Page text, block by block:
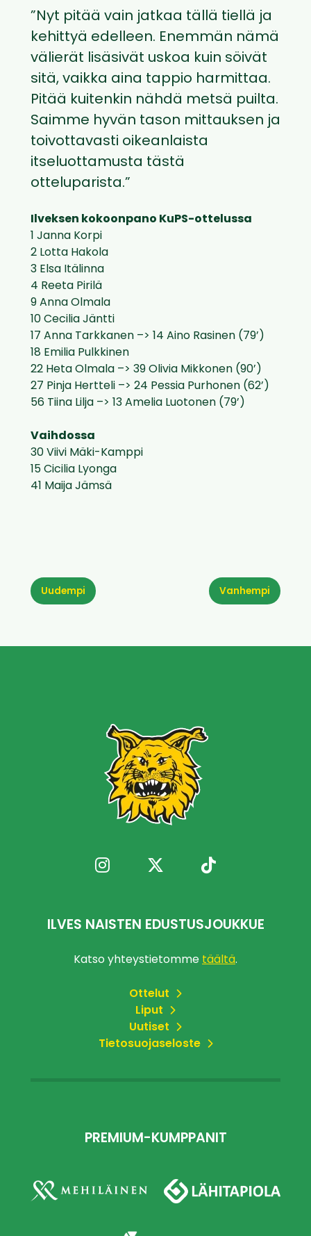
”Nyt pitää vain jatkaa tällä tiellä ja
kehittyä edelleen. Enemmän nämä
välierät lisäsivät uskoa kuin söivät
sitä, vaikka aina tappio harmittaa.
Pitää kuitenkin nähdä metsä puilta.
Saimme hyvän tason mittauksen ja
toivottavasti oikeanlaista
itseluottamusta tästä
otteluparista.”
Ilveksen kokoonpano KuPS-ottelussa
1 Janna Korpi
2 Lotta Hakola
3 Elsa Itälinna
4 Reeta Pirilä
9 Anna Olmala
10 Cecilia Jäntti
17 Anna Tarkkanen –> 14 Aino Rasinen (79’)
18 Emilia Pulkkinen
22 Heta Olmala –> 39 Olivia Mikkonen (90’)
27 Pinja Hertteli –> 24 Pessia Purhonen (62’)
56 Tiina Lilja –> 13 Amelia Luotonen (79’)
Vaihdossa
30 Viivi Mäki-Kamppi
15 Cicilia Lyonga
41 Maija Jämsä
Vanhempi
Uudempi
ILVES NAISTEN EDUSTUSJOUKKUE
Katso yhteystietomme täältä.
Ottelut
Liput
Uutiset
Tietosuojaseloste
PREMIUM-KUMPPANIT